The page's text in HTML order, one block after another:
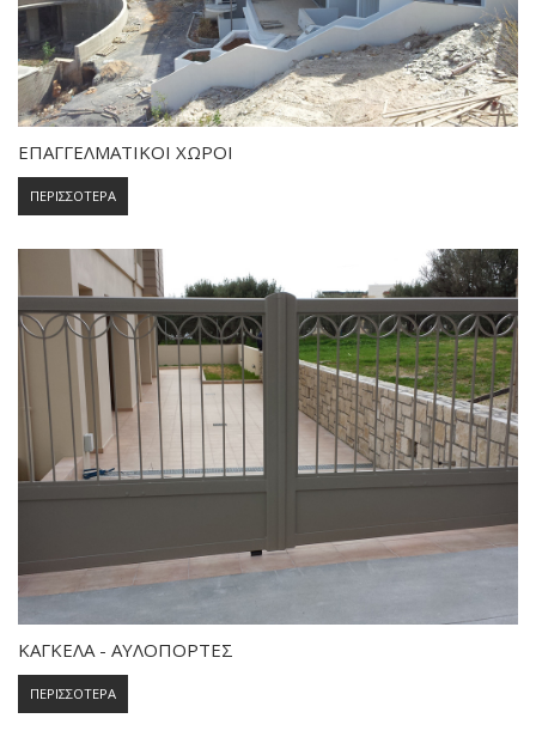
ΕΠΑΓΓΕΛΜΑΤΙΚΟΙ ΧΩΡΟΙ
ΠΕΡΙΣΣΟΤΕΡΑ
ΚΑΓΚΕΛΑ - ΑΥΛΟΠΟΡΤΕΣ
ΠΕΡΙΣΣΟΤΕΡΑ